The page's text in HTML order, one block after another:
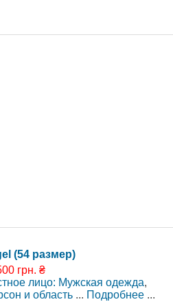
(54 размер)
грн. ₴
лицо: Мужская одежда,
и область ... Подробнее ...